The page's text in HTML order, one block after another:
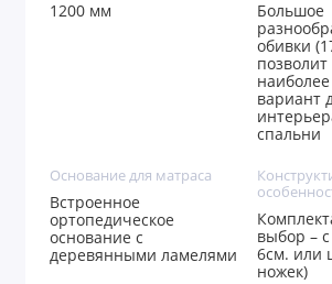
1200 мм
Большое
обивки
вариант
спальни
Основание для матраса
Встроенное
ортопедическое
основание с
деревянными ламелями
выбор –
6см. или
ножек)